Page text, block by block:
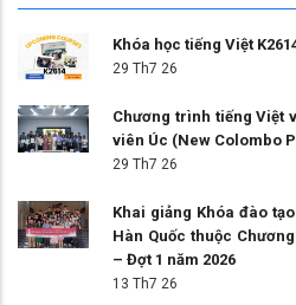
Khóa học tiếng Việt
29 Th7 26
Chương trình tiếng Việt
viên Úc (New Colombo
29 Th7 26
Khai giảng Khóa đào
Hàn Quốc thuộc
– Đợt 1 năm 2026
13 Th7 26